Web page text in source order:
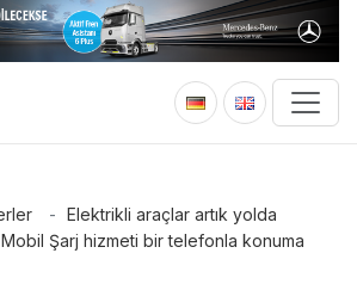
- Elektrikli araçlar artık yolda
Şarj hizmeti bir telefonla konuma